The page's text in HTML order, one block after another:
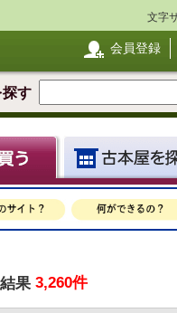
文字
会員登録
す
果 3,260件